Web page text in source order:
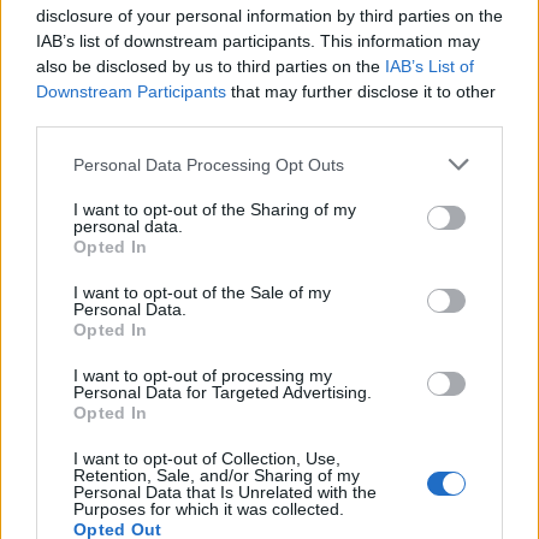
disclosure of your personal information by third parties on the
IAB’s list of downstream participants. This information may
also be disclosed by us to third parties on the IAB’s List of
Downstream Participants that may further disclose it to other
Personal Data Processing Opt Outs
I want to opt-out of the Sharing of my
personal data.
Opted In
I want to opt-out of the Sale of my
Personal Data.
Opted In
I want to opt-out of processing my
Personal Data for Targeted Advertising.
Opted In
I want to opt-out of Collection, Use,
Retention, Sale, and/or Sharing of my
Personal Data that Is Unrelated with the
Purposes for which it was collected.
Opted Out
Deloitte Ελλάδος: Χρηματοοικονομικός σύμβουλος
της ΔΕΗ για την είσοδο στην πολωνική αγορά
ενέργειας
07/08/2026 - 16:38 ΕΠΙΧΕΙΡΗΣΕΙΣ
για την ανάπτυξη προηγμένων αμυντικών
07/08/2026 - 16:11 ΕΠΙΧΕΙΡΗΣΕΙΣ
1,1534 δολάρια
07/08/2026 - 15:45
Χρηματιστήριο: Στις 2.623,19 μονάδες ο Γενικός
Δείκτης Τιμών, με άνοδο 0,57%
Νέο κύμα καύσωνα στην Ευρώπη – Θερμοκρασίες
άνω των 40°C σε Ιταλία, Ισπανία και Βαλκάνια
07/08/2026 - 14:58